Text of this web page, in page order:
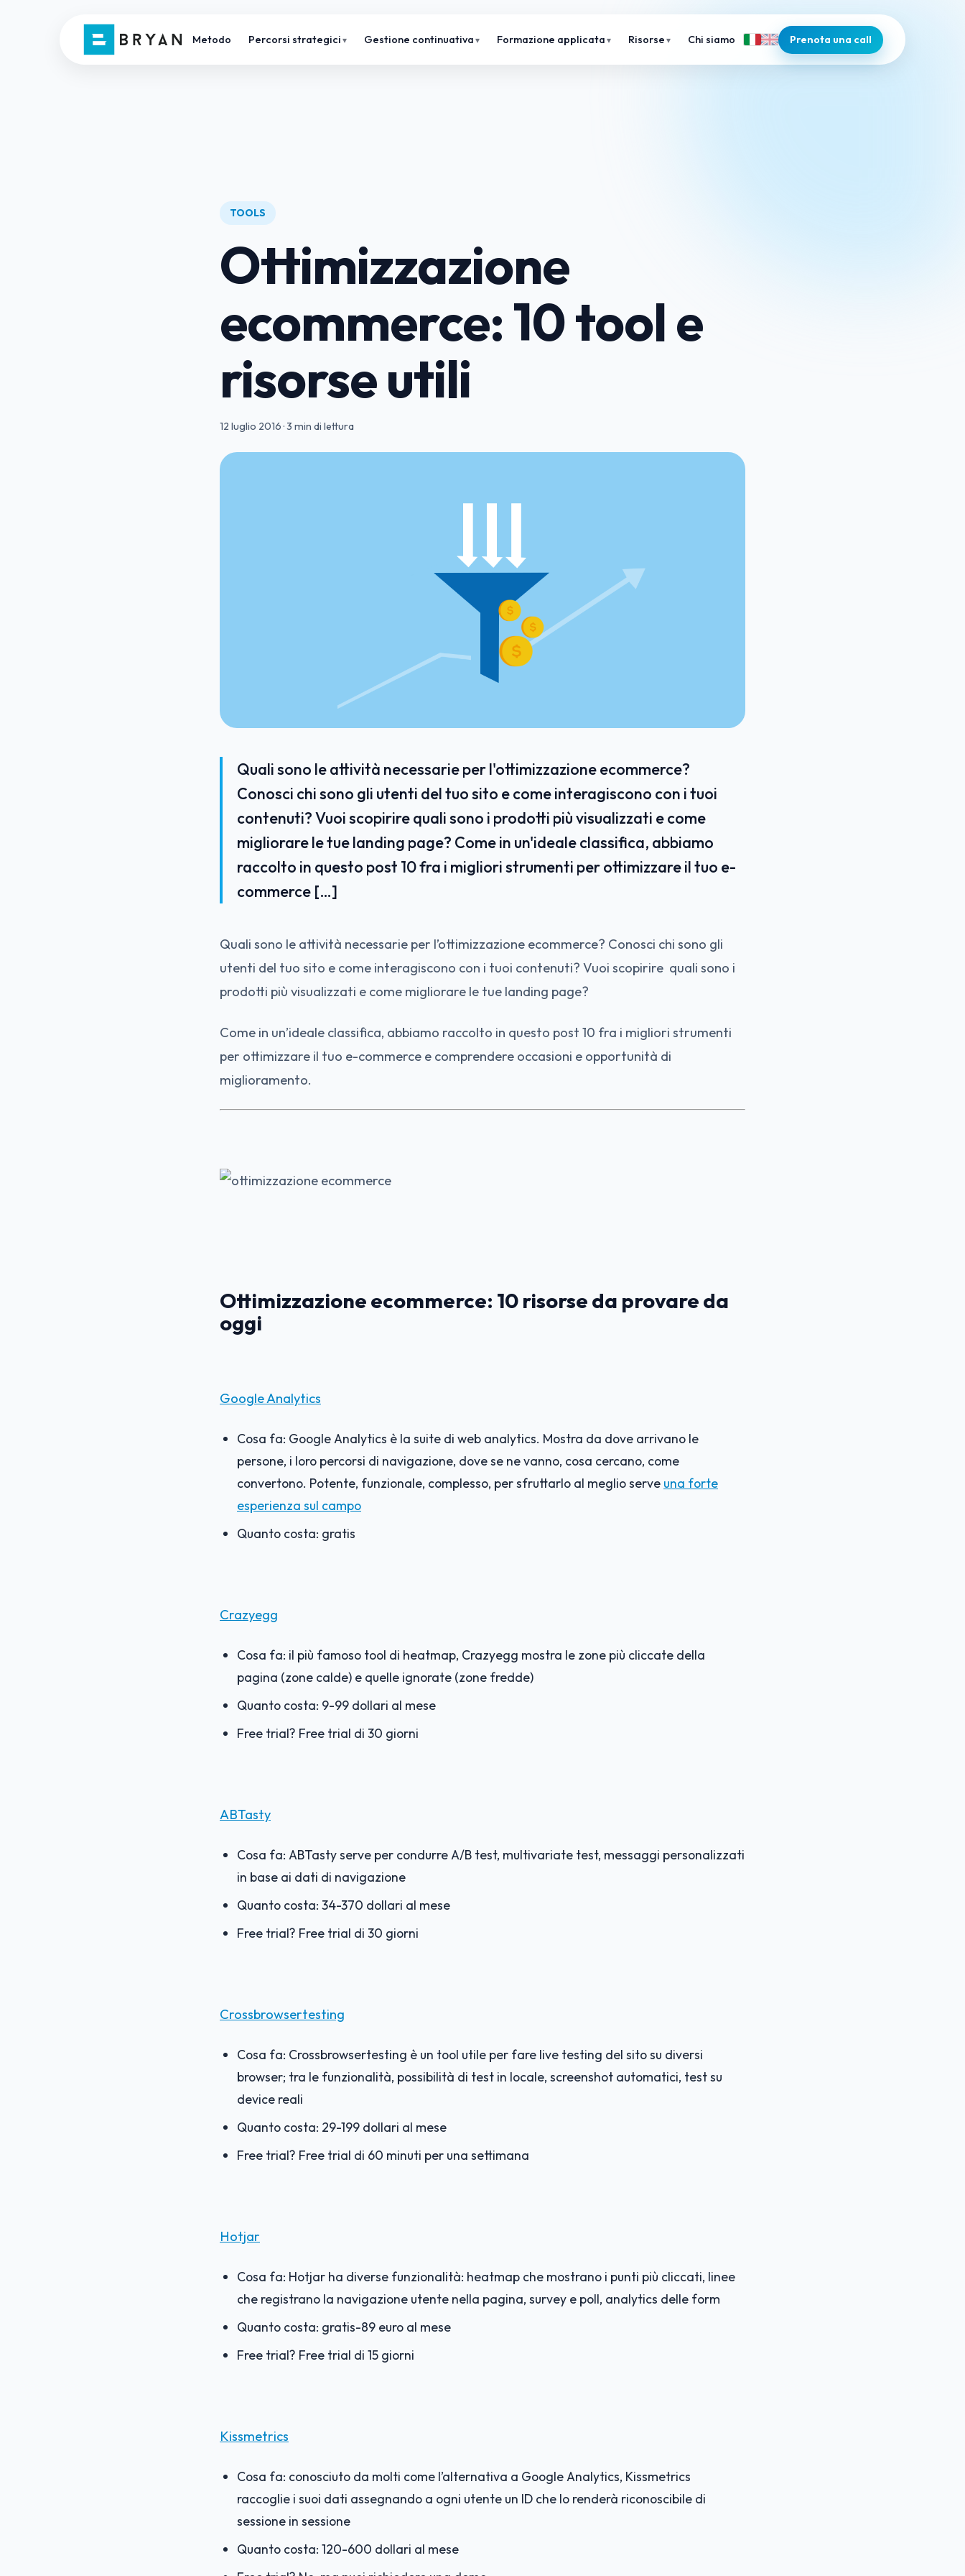
Metodo Percorsi strategici Gestione continuativa Formazione applicata Risorse Chi siamo Prenota una call
TOOLS
Ottimizzazione
ecommerce: 10 tool e
risorse utili
12 luglio 2016 ·3 min di lettura
Quali sono le attività necessarie per l'ottimizzazione ecommerce?
Conosci chi sono gli utenti del tuo sito e come interagiscono con i tuoi
contenuti? Vuoi scopirire quali sono i prodotti più visualizzati e come
migliorare le tue landing page? Come in un'ideale classifica, abbiamo
raccolto in questo post 10 fra i migliori strumenti per ottimizzare il tuo e-
commerce […]
Quali sono le attività necessarie per l’ottimizzazione ecommerce? Conosci chi sono gli
utenti del tuo sito e come interagiscono con i tuoi contenuti? Vuoi scopirire quali sono i
prodotti più visualizzati e come migliorare le tue landing page?
Come in un’ideale classifica, abbiamo raccolto in questo post 10 fra i migliori strumenti
per ottimizzare il tuo e-commerce e comprendere occasioni e opportunità di
miglioramento.
Ottimizzazione ecommerce: 10 risorse da provare da
oggi
Google Analytics
Cosa fa: Google Analytics è la suite di web analytics. Mostra da dove arrivano le
persone, i loro percorsi di navigazione, dove se ne vanno, cosa cercano, come
convertono. Potente, funzionale, complesso, per sfruttarlo al meglio serve una forte
esperienza sul campo
Quanto costa: gratis
Crazyegg
Cosa fa: il più famoso tool di heatmap, Crazyegg mostra le zone più cliccate della
pagina (zone calde) e quelle ignorate (zone fredde)
Quanto costa: 9-99 dollari al mese
Free trial? Free trial di 30 giorni
ABTasty
Cosa fa: ABTasty serve per condurre A/B test, multivariate test, messaggi personalizzati
in base ai dati di navigazione
Quanto costa: 34-370 dollari al mese
Free trial? Free trial di 30 giorni
Crossbrowsertesting
Cosa fa: Crossbrowsertesting è un tool utile per fare live testing del sito su diversi
browser; tra le funzionalità, possibilità di test in locale, screenshot automatici, test su
device reali
Quanto costa: 29-199 dollari al mese
Free trial? Free trial di 60 minuti per una settimana
Hotjar
Cosa fa: Hotjar ha diverse funzionalità: heatmap che mostrano i punti più cliccati, linee
che registrano la navigazione utente nella pagina, survey e poll, analytics delle form
Quanto costa: gratis-89 euro al mese
Free trial? Free trial di 15 giorni
Kissmetrics
Cosa fa: conosciuto da molti come l’alternativa a Google Analytics, Kissmetrics
raccoglie i suoi dati assegnando a ogni utente un ID che lo renderà riconoscibile di
sessione in sessione
Quanto costa: 120-600 dollari al mese